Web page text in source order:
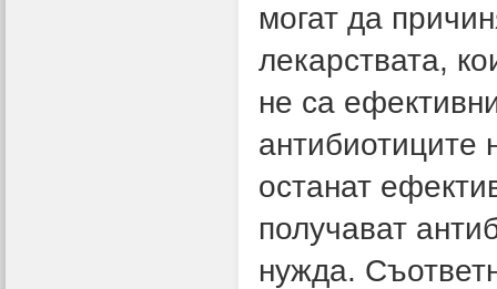
могат да
лекарствата,
не са
антибиотиците
останат
получават
нужда.